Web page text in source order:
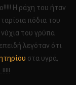
Η ράχη του ήταν
πόδια του
του γρύπα
λεγόταν ότι
στα υγρά,